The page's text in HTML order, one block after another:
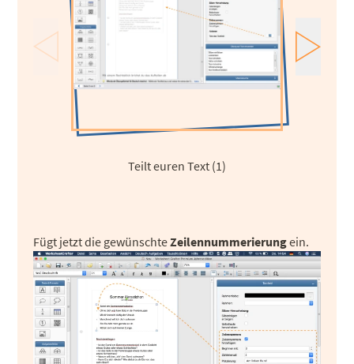
Teilt euren Text (1)
Fügt jetzt die gewünschteZeilennummerierungein.